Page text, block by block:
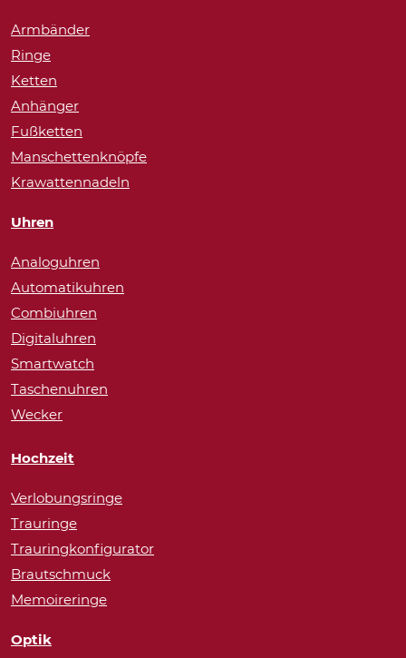
Armbänder
Ringe
Ketten
Anhänger
Fußketten
Manschettenknöpfe
Krawattennadeln
Uhren
Analoguhren
Automatikuhren
Combiuhren
Digitaluhren
Smartwatch
Taschenuhren
Wecker
Hochzeit
Verlobungsringe
Trauringe
Trauringkonfigurator
Brautschmuck
Memoireringe
Optik